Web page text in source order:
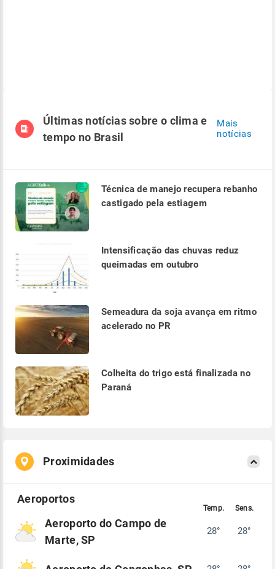
Últimas notícias sobre o clima e
tempo no Brasil
Mais
notícias
Técnica de manejo recupera rebanho
castigado pela estiagem
Intensificação das chuvas reduz
queimadas em outubro
Semeadura da soja avança em ritmo
acelerado no PR
Colheita do trigo está finalizada no
Paraná
Proximidades
Aeroporto do Campo de
Marte, SP
28° 28°